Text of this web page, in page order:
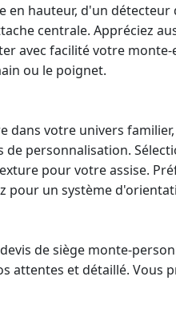
en hauteur, d'un détecteur
centrale. Appréciez
avec facilité votre monte-
ou le poignet.
dans votre univers
personnalisation.
pour votre assise.
pour un système
de siège monte-
attentes et détaillé. Vous